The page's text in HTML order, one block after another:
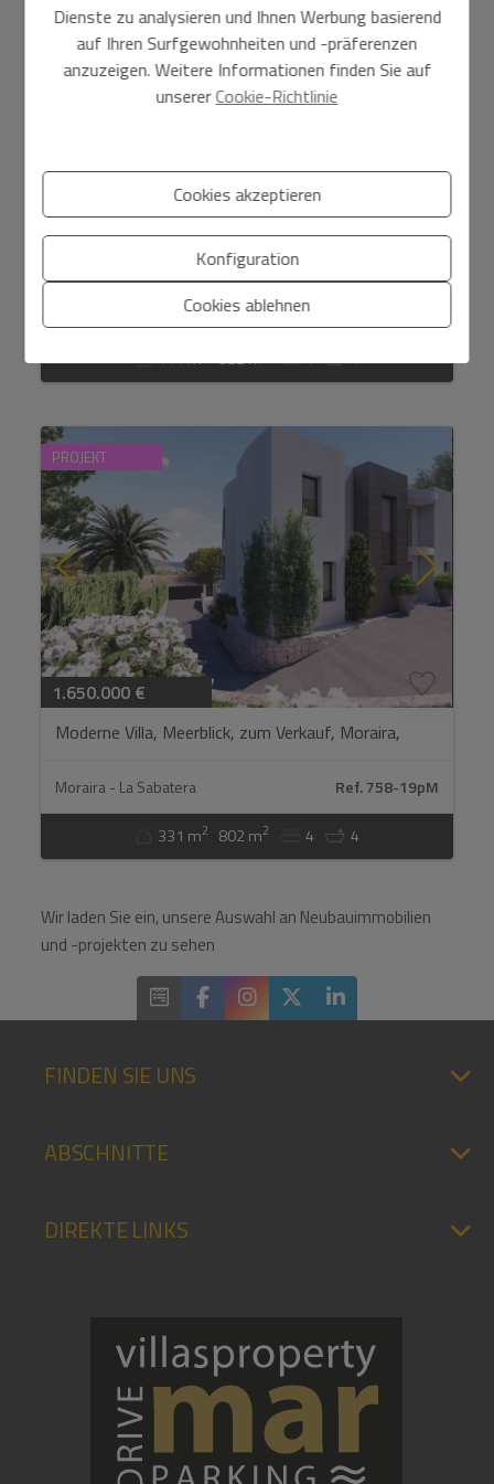
1.650.000 €
Herrliche Familienresidenz zum Verkauf, Moraira,
Costa Blanca...
411 m 922 m 4 4
PROJEKT
1.650.000 €
Moderne Villa, Meerblick, zum Verkauf, Moraira,
Moraira - La Sabatera Ref. 758-19pM
331 m2 802 m2 4 4
Wir laden Sie ein, unsere Auswahl an Neubauimmobilien
und -projekten zu sehen
der Europäischen Datenschutzverordnung (EU) 2016/679 (GDPR).+
Info
Ich habe denImpressumund die
Datenschutzbestimmungen gelesen
und akzeptiere sie.
Ich akzpetiere kommerzielle Zustellungen
Senden
FINDEN SIE UNS
ABSCHNITTE
DIREKTE LINKS
Dienste zu analysieren und Ihnen Werbung basierend
auf Ihren Surfgewohnheiten und -präferenzen
anzuzeigen. Weitere Informationen finden Sie auf
unsererCookie-Richtlinie
Cookies akzeptieren
Konfiguration
Cookies ablehnen